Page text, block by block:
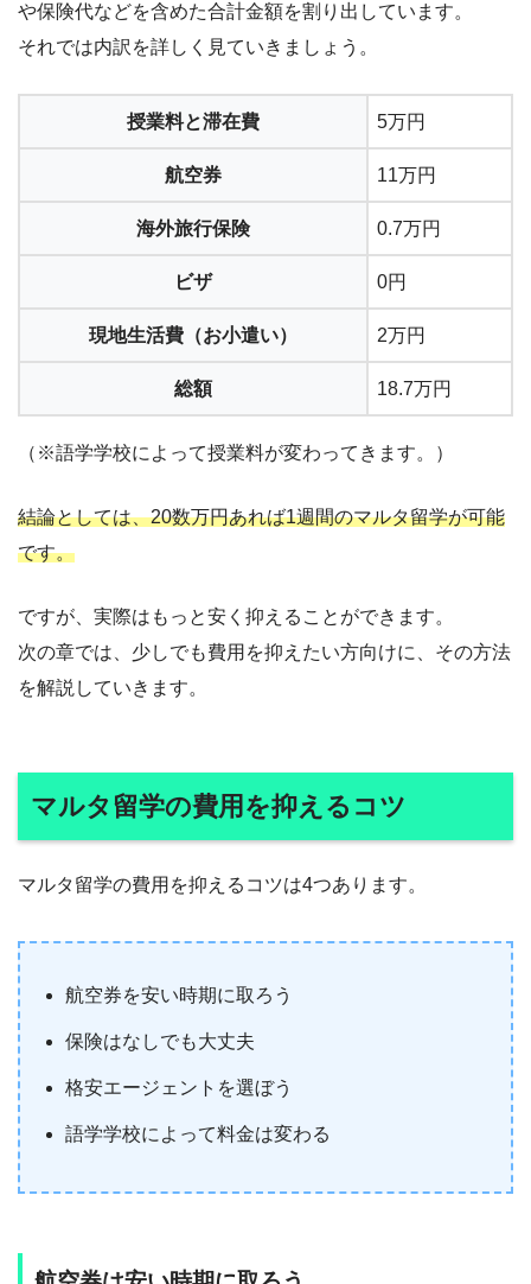
や保険代などを含めた合計金額を割り出しています。
それでは内訳を詳しく見ていきましょう。
授業料と滞在費 5万円
航空券 11万円
海外旅行保険 0.7万円
ビザ 0円
現地生活費（お小遣い） 2万円
総額 18.7万円
（※語学学校によって授業料が変わってきます。）
結論としては、20数万円あれば1週間のマルタ留学が可能
です。
ですが、実際はもっと安く抑えることができます。
次の章では、少しでも費用を抑えたい方向けに、その方法
を解説していきます。
マルタ留学の費用を抑えるコツ
マルタ留学の費用を抑えるコツは4つあります。
航空券を安い時期に取ろう
保険はなしでも大丈夫
格安エージェントを選ぼう
語学学校によって料金は変わる